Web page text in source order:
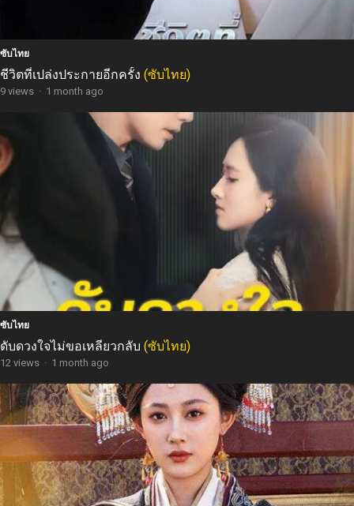
ซับไทย
ชีวิตที่เปล่งประกายอีกครั้ง (ซับไทย)
9 views · 1 month ago
ซับไทย
ดับดวงใจไม่ขอเหลียวกลับ (ซับไทย)
12 views · 1 month ago